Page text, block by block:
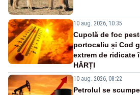
10 aug. 2026, 10:35
Cupolă de foc
portocaliu și Cod
extrem de ridicate
HĂRȚI
10 aug. 2026, 08:22
Petrolul se